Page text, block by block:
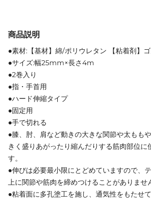
商品説明
●素材:【基材】綿/ポリウレタン 【粘着剤】
●サイズ:幅25mm×長さ4m
●2巻入り
●指・手首用
●ハード伸縮タイプ
●固定用
●手で切れる
●膝、肘、肩など動きの大きな関節や太もも
きく盛りあがったり縮んだりする筋肉部位に
す。
●伸びは必要最小限にとどめていますので、
上に関節や筋肉を締めつけることがありませ
●粘着面に多孔塗工を施し、通気性をもたせて